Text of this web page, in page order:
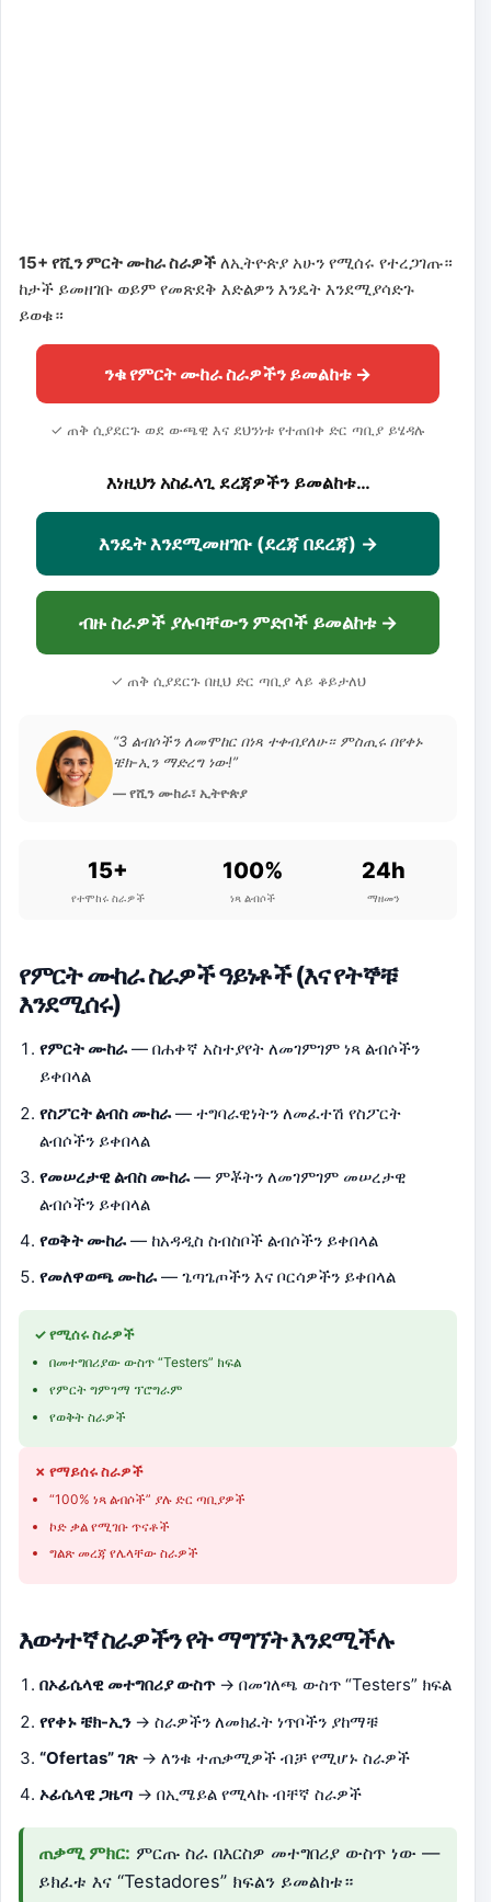
15+ የሺን ምርት ሙከራ ስራዎች ለኢትዮጵያ አሁን የሚሰሩ የተረጋገጡ።
ከታች ይመዘገቡ ወይም የመጽደቅ እድልዎን እንዴት እንደሚያሳድጉ
ይወቁ።
ንቁ የምርት ሙከራ ስራዎችን ይመልከቱ →
✓ ጠቅ ሲያደርጉ ወደ ውጫዊ እና ደህንነቱ የተጠበቀ ድር ጣቢያ ይሄዳሉ
እነዚህን አስፈላጊ ደረጃዎችን ይመልከቱ…
እንዴት እንደሚመዘገቡ (ደረጃ በደረጃ) →
ብዙ ስራዎች ያሉባቸውን ምድቦች ይመልከቱ →
✓ ጠቅ ሲያደርጉ በዚህ ድር ጣቢያ ላይ ቆይታለህ
“3 ልብሶችን ለመሞከር በነጻ ተቀብያለሁ። ምስጢሩ በየቀኑ
ቼክ-ኢን ማድረግ ነው!”
— የሺን ሙከራ፣ ኢትዮጵያ
15+
የተሞከሩ ስራዎች
100%
ነጻ ልብሶች
24h
ማዘመን
የምርት ሙከራ ስራዎች ዓይነቶች (እና የትኞቹ
እንደሚሰሩ)
የምርት ሙከራ— በሐቀኛ አስተያየት ለመገምገም ነጻ ልብሶችን
ይቀበላል
የስፖርት ልብስ ሙከራ— ተግባራዊነትን ለመፈተሽ የስፖርት
ልብሶችን ይቀበላል
የመሠረታዊ ልብስ ሙከራ— ምቾትን ለመገምገም መሠረታዊ
ልብሶችን ይቀበላል
የወቅት ሙከራ— ከአዳዲስ ስብስቦች ልብሶችን ይቀበላል
የመለዋወጫ ሙከራ— ጌጣጌጦችን እና ቦርሳዎችን ይቀበላል
✓ የሚሰሩ ስራዎች
በመተግበሪያው ውስጥ “Testers” ክፍል
የምርት ግምገማ ፕሮግራም
የወቅት ስራዎች
✗ የማይሰሩ ስራዎች
“100% ነጻ ልብሶች” ያሉ ድር ጣቢያዎች
ኮድ ቃል የሚገቡ ጥናቶች
ግልጽ መረጃ የሌላቸው ስራዎች
እውነተኛ ስራዎችን የት ማግኘት እንደሚችሉ
በኦፊሴላዊ መተግበሪያ ውስጥ→ በመገለጫ ውስጥ “Testers” ክፍል
የየቀኑ ቼክ-ኢን→ ስራዎችን ለመክፈት ነጥቦችን ያከማቹ
“Ofertas” ገጽ→ ለንቁ ተጠቃሚዎች ብቻ የሚሆኑ ስራዎች
ኦፊሴላዊ ጋዜጣ→ በኢሜይል የሚላኩ ብቸኛ ስራዎች
ጠቃሚ ምክር: ምርጡ ስራ በእርስዎ መተግበሪያ ውስጥ ነው —
ይክፈቱ እና “Testadores” ክፍልን ይመልከቱ።